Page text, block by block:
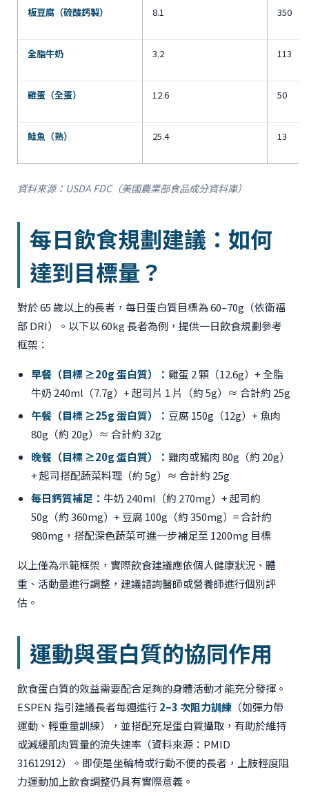
板豆腐（硫酸鈣製） 8.1 350
全脂牛奶 3.2 113
雞蛋（全蛋） 12.6 50
鮭魚（熟） 25.4 13
資料來源：USDA FDC（美國農業部食品成分資料庫）
每日飲食規劃建議：如何
達到目標量？
對於 65 歲以上的長者，每日蛋白質目標為 60–70g（依衛福
部 DRI）。以下以 60kg 長者為例，提供一日飲食規劃參考
框架：
早餐（目標 ≥20g 蛋白質）： 雞蛋 2 顆（12.6g）+ 全脂
牛奶 240ml（7.7g）+ 起司片 1 片（約 5g）≈ 合計約 25g
午餐（目標 ≥25g 蛋白質）： 豆腐 150g（12g）+ 魚肉
80g（約 20g）≈ 合計約 32g
晚餐（目標 ≥20g 蛋白質）： 雞肉或豬肉 80g（約 20g）
+ 起司搭配蔬菜料理（約 5g）≈ 合計約 25g
每日鈣質補足： 牛奶 240ml（約 270mg）+ 起司約
50g（約 360mg）+ 豆腐 100g（約 350mg）= 合計約
980mg，搭配深色蔬菜可進一步補足至 1200mg 目標
以上僅為示範框架，實際飲食建議應依個人健康狀況、體
重、活動量進行調整，建議諮詢醫師或營養師進行個別評
估。
運動與蛋白質的協同作用
飲食蛋白質的效益需要配合足夠的身體活動才能充分發揮。
ESPEN 指引建議長者每週進行2–3 次阻力訓練 （如彈力帶
運動、輕重量訓練），並搭配充足蛋白質攝取，有助於維持
或減緩肌肉質量的流失速率（資料來源：PMID
31612912）。即使是坐輪椅或行動不便的長者，上肢輕度阻
力運動加上飲食調整仍具有實際意義。